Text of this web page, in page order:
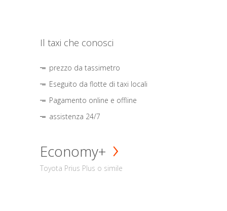
Il taxi che conosci
prezzo da tassimetro
Eseguito da flotte di taxi locali
Pagamento online e offline
assistenza 24/7
Economy+
Toyota Prius Plus o simile